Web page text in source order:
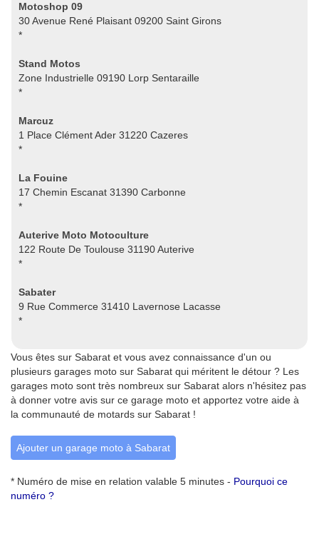
Motoshop 09
30 Avenue René Plaisant 09200 Saint Girons
*
Stand Motos
Zone Industrielle 09190 Lorp Sentaraille
*
Marcuz
1 Place Clément Ader 31220 Cazeres
*
La Fouine
17 Chemin Escanat 31390 Carbonne
*
Auterive Moto Motoculture
122 Route De Toulouse 31190 Auterive
*
Sabater
9 Rue Commerce 31410 Lavernose Lacasse
*
Vous êtes sur Sabarat et vous avez connaissance d'un ou
plusieurs garages moto sur Sabarat qui méritent le détour ? Les
garages moto sont très nombreux sur Sabarat alors n'hésitez pas
à donner votre avis sur ce garage moto et apportez votre aide à
la communauté de motards sur Sabarat !
Ajouter un garage moto à Sabarat
* Numéro de mise en relation valable 5 minutes - Pourquoi ce
numéro ?